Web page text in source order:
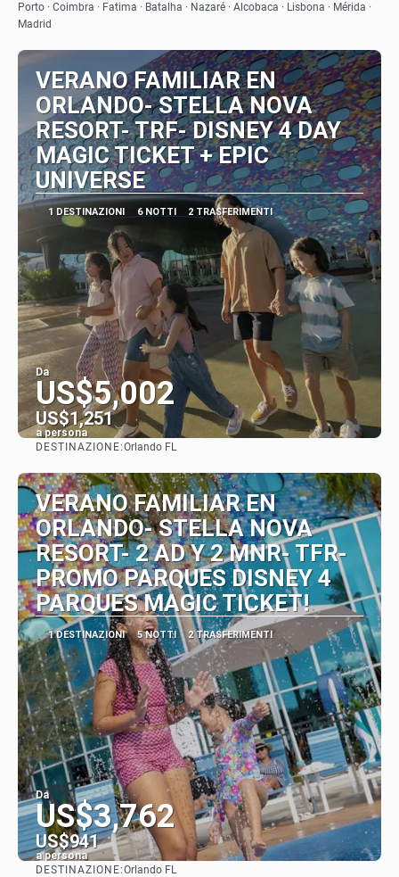
Porto · Coimbra · Fatima · Batalha · Nazaré · Alcobaca · Lisbona · Mérida ·
Madrid
VERANO FAMILIAR EN
ORLANDO- STELLA NOVA
RESORT- TRF- DISNEY 4 DAY
MAGIC TICKET + EPIC
UNIVERSE
1 DESTINAZIONI 6 NOTTI 2 TRASFERIMENTI
Da
US$5,002
US$1,251
a persona
DESTINAZIONE:Orlando FL
VERANO FAMILIAR EN
ORLANDO- STELLA NOVA
RESORT- 2 AD Y 2 MNR- TFR-
PROMO PARQUES DISNEY 4
PARQUES MAGIC TICKET!
1 DESTINAZIONI 5 NOTTI 2 TRASFERIMENTI
Da
US$3,762
US$941
a persona
DESTINAZIONE:Orlando FL